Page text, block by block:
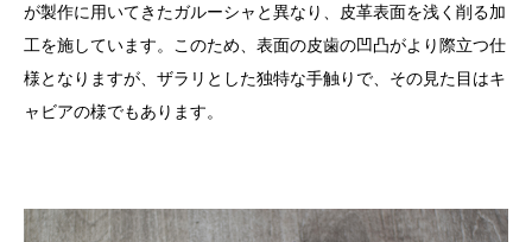
が製作に用いてきたガルーシャと異なり、皮革表面を浅く削る加
工を施しています。このため、表面の皮歯の凹凸がより際立つ仕
様となりますが、ザラリとした独特な手触りで、その見た目はキ
ャビアの様でもあります。